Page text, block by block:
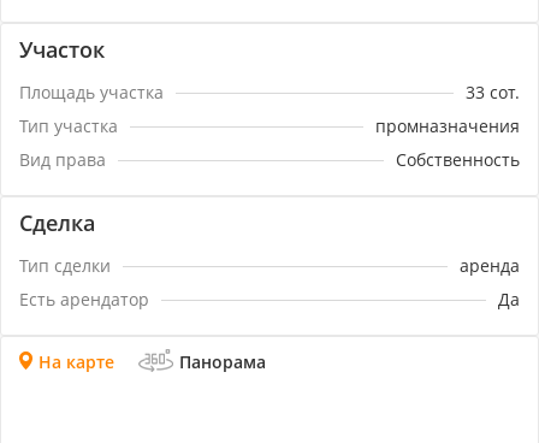
Участок
Площадь участка 33 сот.
Тип участка
промназначения
Вид права
Собственность
Сделка
Тип сделки
аренда
Есть арендатор
Да
На карте Панорама